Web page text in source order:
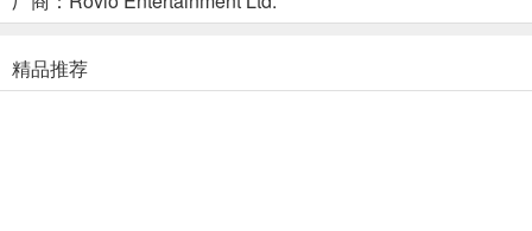
形躲避“飞来横祸”！
精品推荐